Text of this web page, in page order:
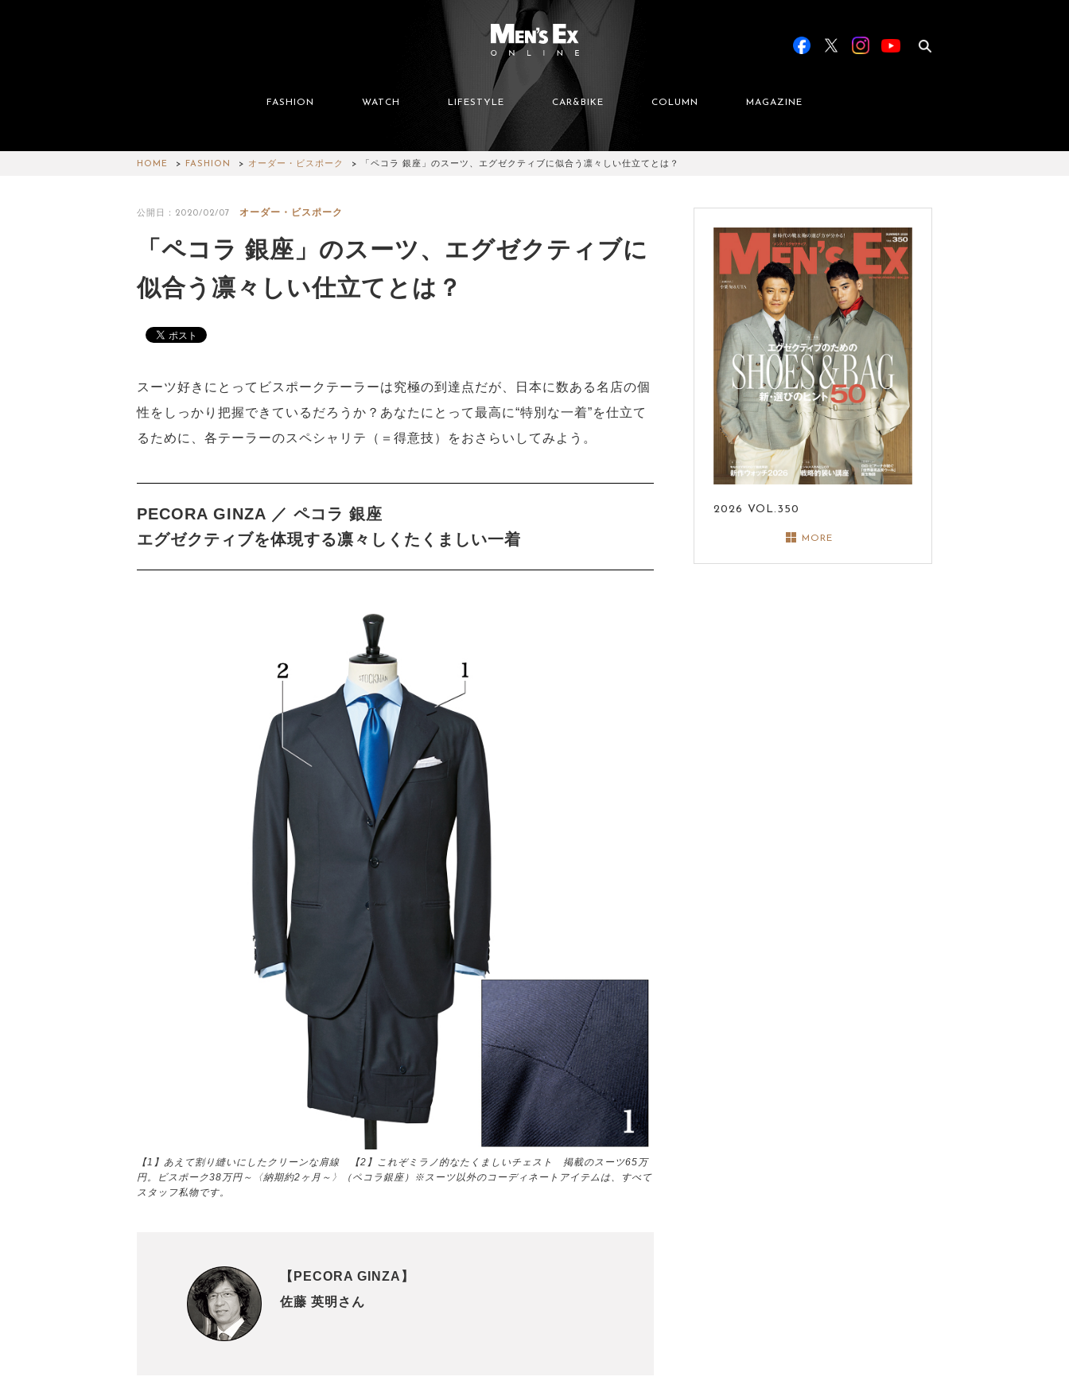
FASHION WATCH LIFESTYLE CAR&BIKE COLUMN MAGAZINE
HOME FASHION オーダー・ビスポーク 「ペコラ 銀座」のスーツ、エグゼクティブに似合う凛々しい仕立てとは？
公開日：2020/02/07 オーダー・ビスポーク
「ペコラ 銀座」のスーツ、エグゼクティブに
似合う凛々しい仕立てとは？
スーツ好きにとってビスポークテーラーは究極の到達点だが、日本に数ある名店の個
性をしっかり把握できているだろうか？あなたにとって最高に“特別な一着”を仕立て
るために、各テーラーのスペシャリテ（＝得意技）をおさらいしてみよう。
PECORA GINZA ／ ペコラ 銀座
エグゼクティブを体現する凛々しくたくましい一着
【1】あえて割り縫いにしたクリーンな肩線 【2】これぞミラノ的なたくましいチェスト 掲載のスーツ65万
円。ビスポーク38万円～〈納期約2ヶ月～〉（ペコラ銀座）※スーツ以外のコーディネートアイテムは、すべて
スタッフ私物です。
【PECORA GINZA】
佐藤 英明さん
2026 VOL.350
MORE